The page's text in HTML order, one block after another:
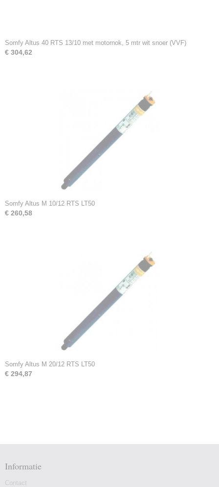
Somfy Altus 40 RTS 13/10 met motornok, 5 mtr wit snoer (VVF)
€ 304,62
Somfy Altus M 10/12 RTS LT50
€ 260,58
Somfy Altus M 20/12 RTS LT50
€ 294,87
Informatie
Contact